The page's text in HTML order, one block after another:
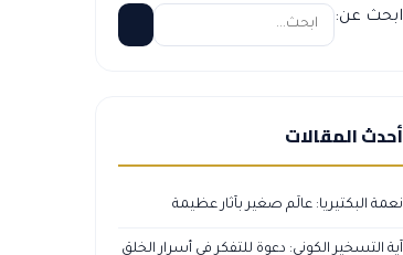
ابحث عن:
أحدث المقالات
نعمة البكتيريا: عالَم صغير بآثار عظيمة
آية التسخير الكوني: دعوة للتفكر في أسرار الخلق